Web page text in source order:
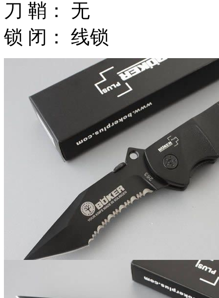
刀 鞘： 无
锁 闭： 线锁